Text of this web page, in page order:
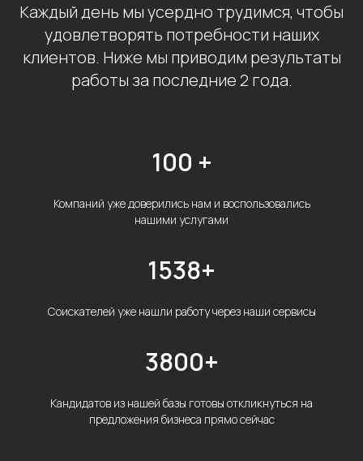
Каждый день мы усердно трудимся, чтобы
удовлетворять потребности наших
клиентов. Ниже мы приводим результаты
работы за последние 2 года.
100 +
Компаний уже доверились нам и воспользовались
нашими услугами
1538+
Соискателей уже нашли работу через наши сервисы
3800+
Кандидатов из нашей базы готовы откликнуться на
предложения бизнеса прямо сейчас